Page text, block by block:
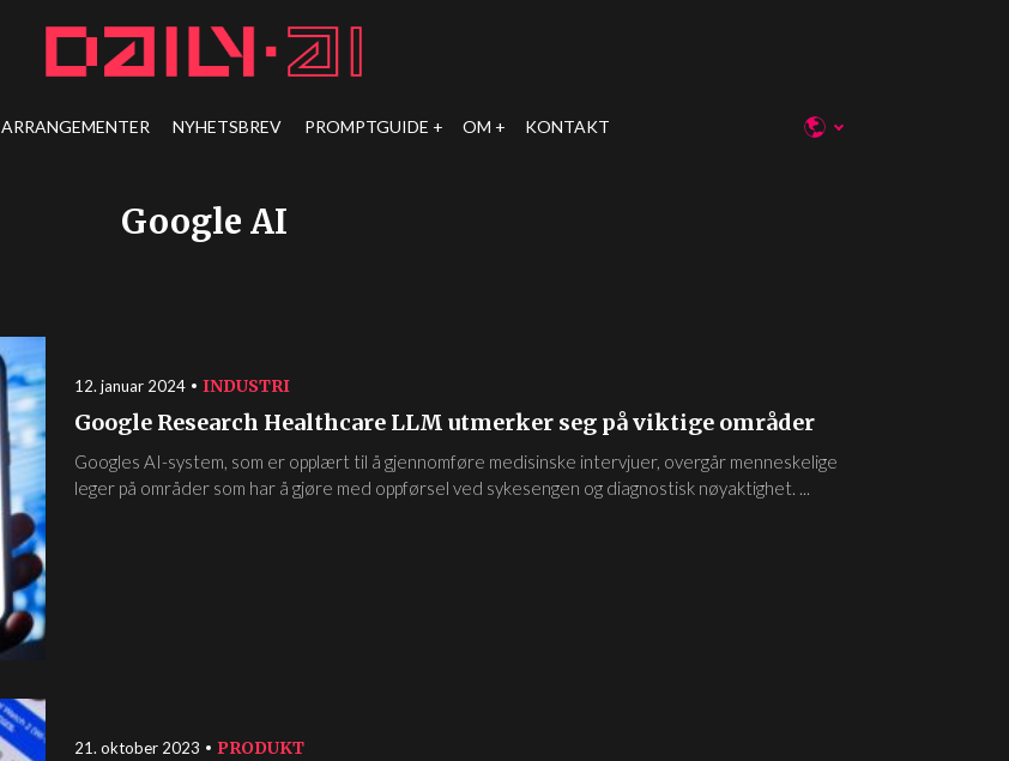
ARRANGEMENTER NYHETSBREV PROMPTGUIDE OM KONTAKT
Google AI
12. januar 2024 INDUSTRI
Google Research Healthcare LLM utmerker seg på viktige områder
Googles AI-system, som er opplært til å gjennomføre medisinske intervjuer, overgår menneskelige
leger på områder som har å gjøre med oppførsel ved sykesengen og diagnostisk nøyaktighet. ...
21. oktober 2023 PRODUKT